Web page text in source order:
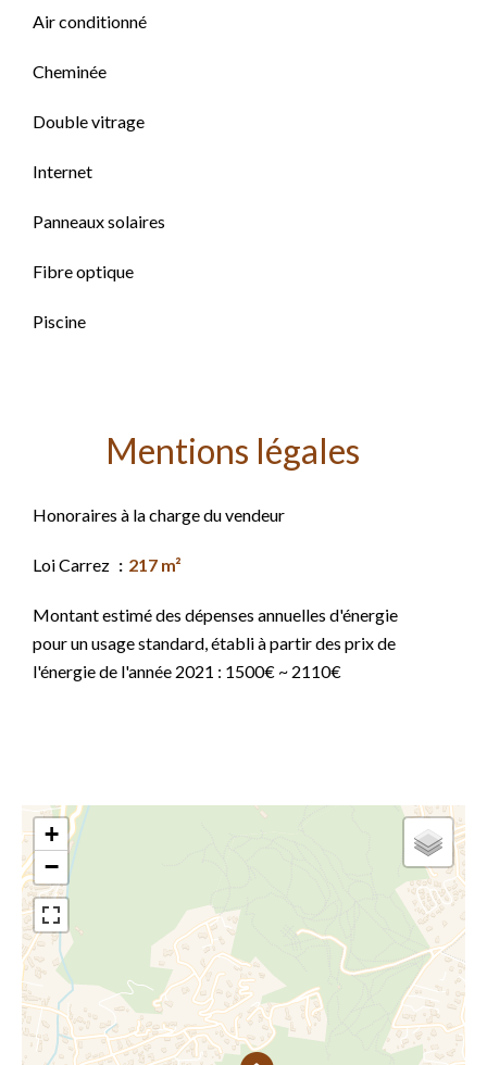
Air conditionné
Cheminée
Double vitrage
Internet
Panneaux solaires
Fibre optique
Piscine
Mentions légales
Honoraires à la charge du vendeur
Loi Carrez 217 m²
Montant estimé des dépenses annuelles d'énergie
pour un usage standard, établi à partir des prix de
l'énergie de l'année 2021 : 1500€ ~ 2110€
+
−